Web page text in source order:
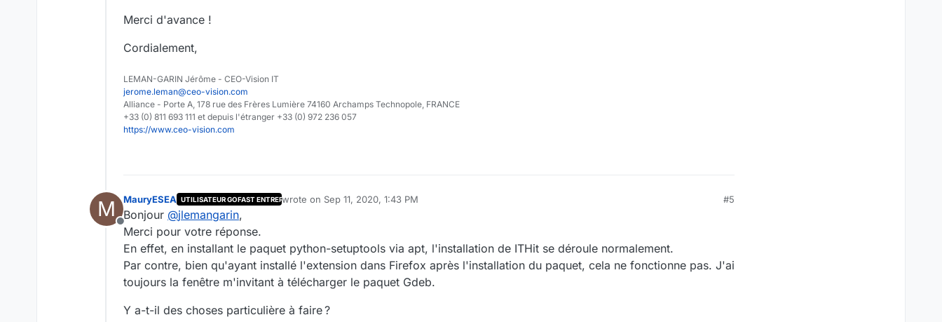
Merci d'avance !
Cordialement,
LEMAN-GARIN Jérôme - CEO-Vision IT
jerome.leman@ceo-vision.com
Alliance - Porte A, 178 rue des Frères Lumière 74160 Archamps Technopole, FRANCE
+33 (0) 811 693 111 et depuis l'étranger +33 (0) 972 236 057
https://www.ceo-vision.com
M
Offline
MauryESEA UTILISATEUR GOFAST ENTREPRISEwrote on Sep 11, 2020, 1:43 PM
last edited by
#5
Bonjour @jlemangarin,
Merci pour votre réponse.
En effet, en installant le paquet python-setuptools via apt, l'installation de ITHit se déroule normalement.
Par contre, bien qu'ayant installé l'extension dans Firefox après l'installation du paquet, cela ne fonctionne pas. J'ai
toujours la fenêtre m'invitant à télécharger le paquet Gdeb.
Y a-t-il des choses particulière à faire ?